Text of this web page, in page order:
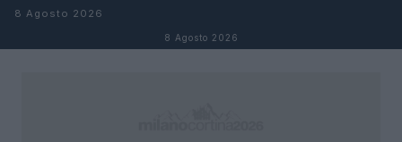
Salta al contenuto
8 Agosto 2026
8 Agosto 2026